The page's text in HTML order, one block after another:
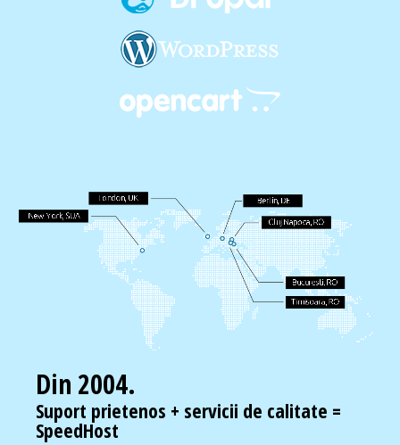
Din 2004.
Suport prietenos + servicii de calitate =
SpeedHost